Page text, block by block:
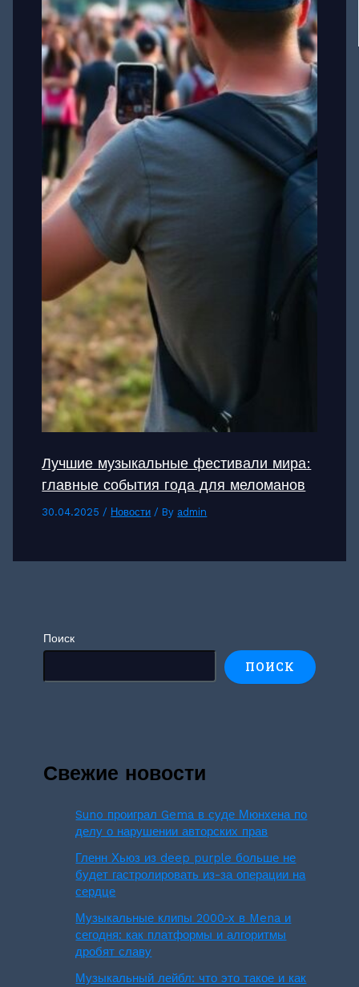
Лучшие музыкальные фестивали мира:
главные события года для меломанов
30.04.2025 / Новости / By admin
Поиск
ПОИСК
Свежие новости
Suno проиграл Gema в суде Мюнхена по
делу о нарушении авторских прав
Гленн Хьюз из deep purple больше не
будет гастролировать из-за операции на
сердце
Музыкальные клипы 2000‑х в Mena и
сегодня: как платформы и алгоритмы
дробят славу
Музыкальный лейбл: что это такое и как